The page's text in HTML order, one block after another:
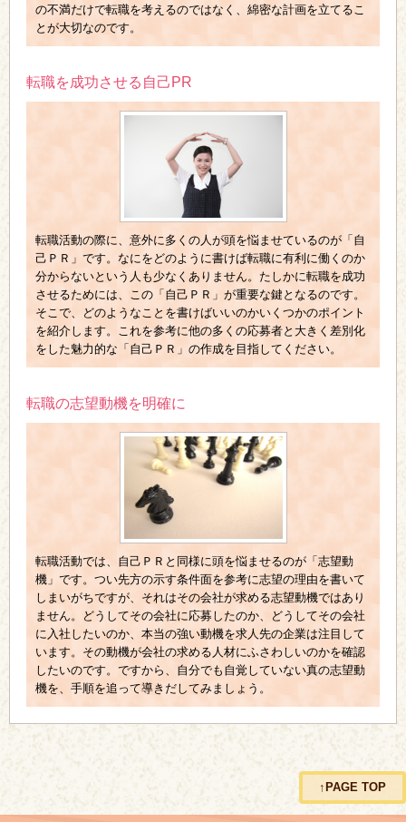
の不満だけで転職を考えるのではなく、綿密な計画を立てるこ
とが大切なのです。
転職を成功させる自己PR
転職活動の際に、意外に多くの人が頭を悩ませているのが「自
己ＰＲ」です。なにをどのように書けば転職に有利に働くのか
分からないという人も少なくありません。たしかに転職を成功
させるためには、この「自己ＰＲ」が重要な鍵となるのです。
そこで、どのようなことを書けばいいのかいくつかのポイント
を紹介します。これを参考に他の多くの応募者と大きく差別化
をした魅力的な「自己ＰＲ」の作成を目指してください。
転職の志望動機を明確に
転職活動では、自己ＰＲと同様に頭を悩ませるのが「志望動
機」です。つい先方の示す条件面を参考に志望の理由を書いて
しまいがちですが、それはその会社が求める志望動機ではあり
ません。どうしてその会社に応募したのか、どうしてその会社
に入社したいのか、本当の強い動機を求人先の企業は注目して
います。その動機が会社の求める人材にふさわしいのかを確認
したいのです。ですから、自分でも自覚していない真の志望動
機を、手順を追って導きだしてみましょう。
↑PAGE TOP